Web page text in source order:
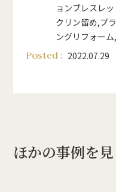
ョンブレスレッ
クリン留め,プ
ングリフォーム,
Posted : 2022.07.29
ほかの事例を見